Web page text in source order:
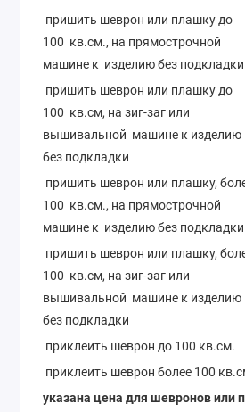
пришить шеврон или плашку до
100 кв.см., на прямострочной
машине к изделию без подкладки
пришить шеврон или плашку до
100 кв.см, на зиг-заг или
вышивальной машине к изделию
без подкладки
пришить шеврон или плашку,
100 кв.см., на прямострочной
машине к изделию без подкладки
пришить шеврон или плашку,
100 кв.см, на зиг-заг или
вышивальной машине к изделию
без подкладки
приклеить шеврон до 100 кв.см.
приклеить шеврон более 100
указана цена для шевронов или